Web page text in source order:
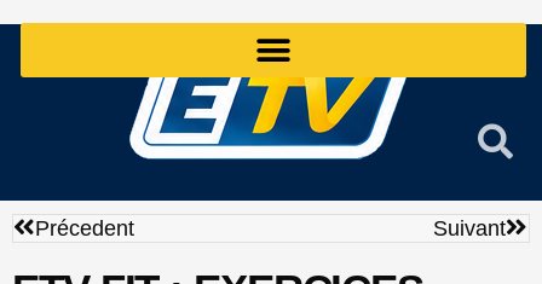
Précédent
Précedent Suivant